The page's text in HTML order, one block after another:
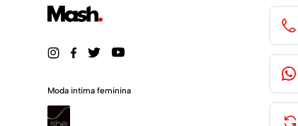
Moda intima feminina